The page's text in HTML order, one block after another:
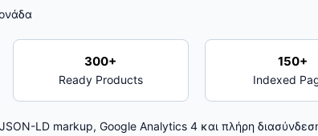
300+
Ready Products
150+
Indexed
LD markup, Google Analytics 4 και πλήρη